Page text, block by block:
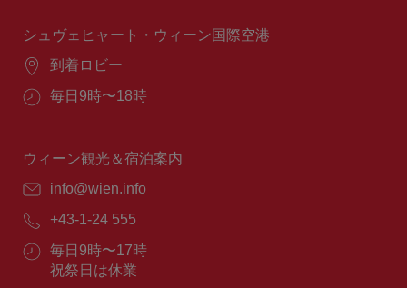
間：
シュヴェヒャート・ウィーン国際空港
場
到着ロビー
営
間：
毎日9時〜18時
ウィーン観光＆宿泊案内
E
ー
ル：
info@wien.info
電
番
号：
+43-1-24 555
営
業
毎日9時〜17時
祝祭日は休業